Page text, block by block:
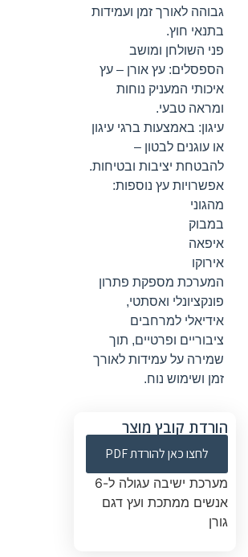
גבוהה לאורך זמן ועמידות
בתנאי חוץ.
פני השולחן ומושב
הספסלים: עץ אורן – עץ
איכותי המעניק נוחות
ומראה טבעי.
עיגון: באמצעות ברגי עיגון
או עוגנים לבטון –
להבטחת יציבות ובטיחות.
אפשרויות עץ נוספות:
מהגוני
במבוק
איפאה
אירוקו
המערכת מספקת פתרון
פונקציונלי ואסתטי,
אידיאלי למרחבים
ציבוריים ופרטיים, תוך
שמירה על עמידות לאורך
זמן ושימוש נוח.
הורדת קובץ מוצר
לחצו כאן להורדת PDF
מערכת ישיבה עגולה ל-6
אנשים ממתכת ועץ דגם
גורן